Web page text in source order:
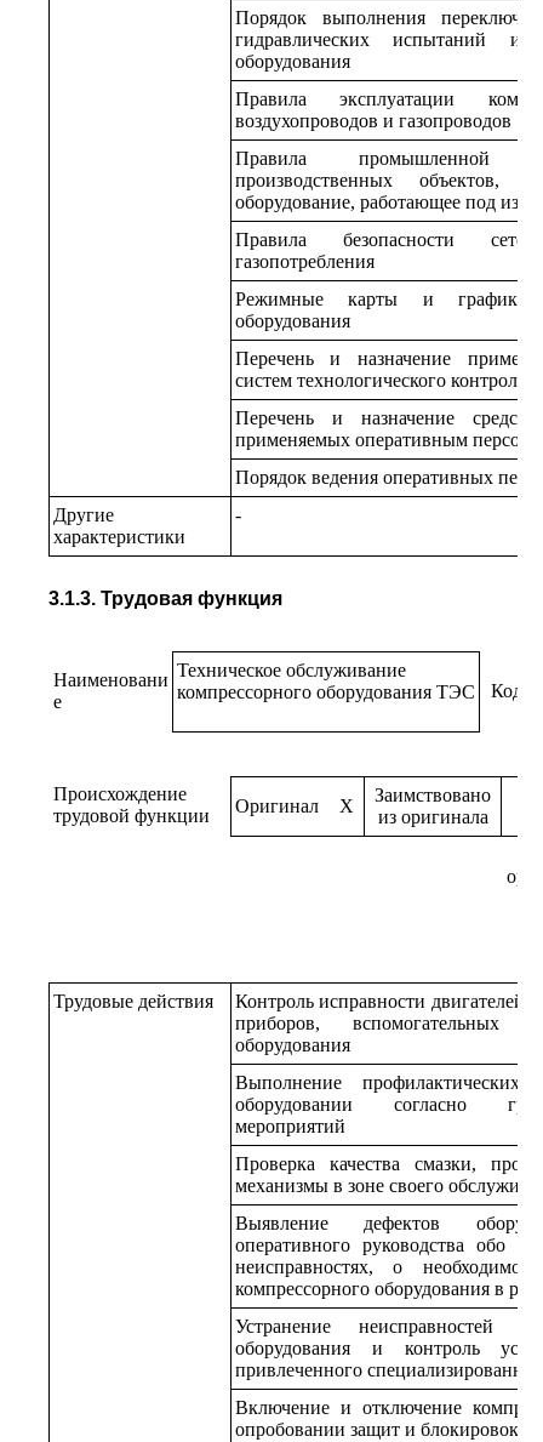
Порядок выполнения
гидравлических испытаний и
оборудования
Правила эксплуатации
воздухопроводов и газопроводов
Правила промышленной
производственных объектов,
оборудование, работающее под
Правила безопасности
газопотребления
Режимные карты и графики
оборудования
Перечень и назначение
систем технологического контроля
Перечень и назначение
применяемых оперативным
Порядок ведения оперативных
Другие
характеристики
-
3.1.3. Трудовая функция
Наименовани
е
Техническое обслуживание
компрессорного оборудования ТЭС
Код
Происхождение
трудовой функции
Оригинал X
Заимствовано
из оригинала
Трудовые действия
Контроль исправности двигателей,
приборов, вспомогательных
оборудования
Выполнение профилактических
оборудовании согласно
мероприятий
Проверка качества смазки,
механизмы в зоне своего
Выявление дефектов
оперативного руководства обо
неисправностях, о
компрессорного оборудования в
Устранение неисправностей
оборудования и контроль
привлеченного
Включение и отключение
опробовании защит и блокировок